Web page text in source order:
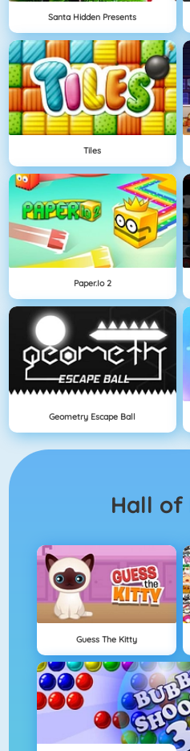
Santa Hidden Presents
Tiles
Paper.io 2
Geometry Escape Ball
Hall of
Guess The Kitty